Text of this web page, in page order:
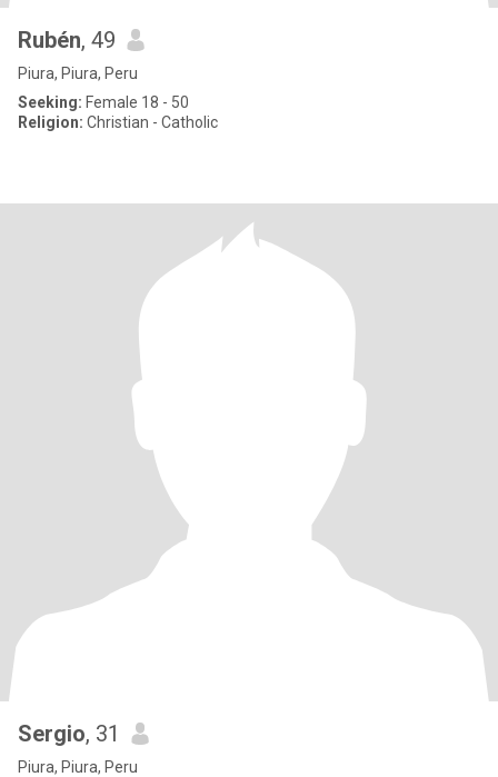
Rubén, 49
Piura, Piura, Peru
Seeking: Female 18 - 50
Religion: Christian - Catholic
Sergio, 31
Piura, Piura, Peru